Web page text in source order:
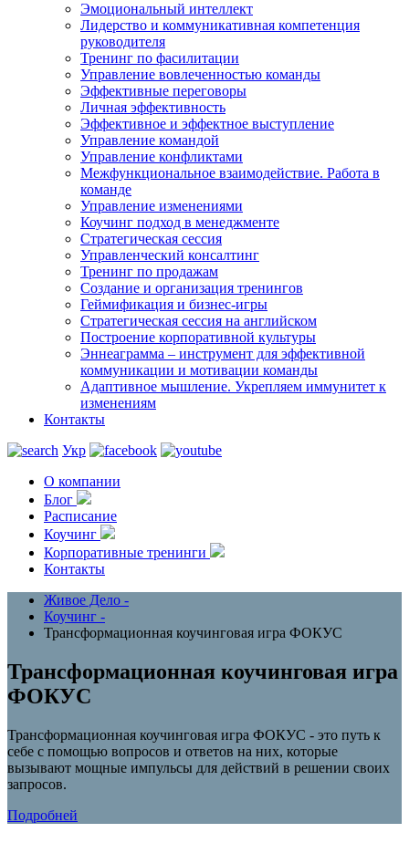
Эмоциональный интеллект
Лидерство и коммуникативная компетенция
руководителя
Тренинг по фасилитации
Управление вовлеченностью команды
Эффективные переговоры
Личная эффективность
Эффективное и эффектное выступление
Управление командой
Управление конфликтами
Межфункциональ­ное взаимодействие. Работа в
команде
Управление изменениями
Коучинг подход в менеджменте
Стратегическая сессия
Управленческий консалтинг
Тренинг по продажам
Создание и организация тренингов
Геймификация и бизнес-игры
Стратегическая сессия на английском
Построение корпоративной культуры
Эннеаграмма – инструмент для эффективной
коммуникации и мотивации команды
Адаптивное мышление. Укрепляем иммунитет к
изменениям
Контакты
Укр
О компании
Блог
Расписание
Коучинг
Корпоративные тренинги
Контакты
Живое Дело -
Коучинг -
Трансформационная коучинговая игра ФОКУС
Трансформационная коучинговая игра
ФОКУС
Трансформационная коучинговая игра ФОКУС - это путь к
себе с помощью вопросов и ответов на них, которые
вызывают мощные импульсы для действий в решении своих
запросов.
Подробней